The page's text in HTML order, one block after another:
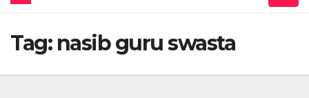
Tag: nasib guru swasta